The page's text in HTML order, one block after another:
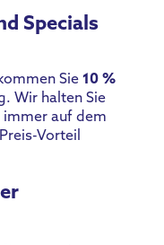
Specials
Sie 10 %
Wir halten Sie
auf dem
Vorteil